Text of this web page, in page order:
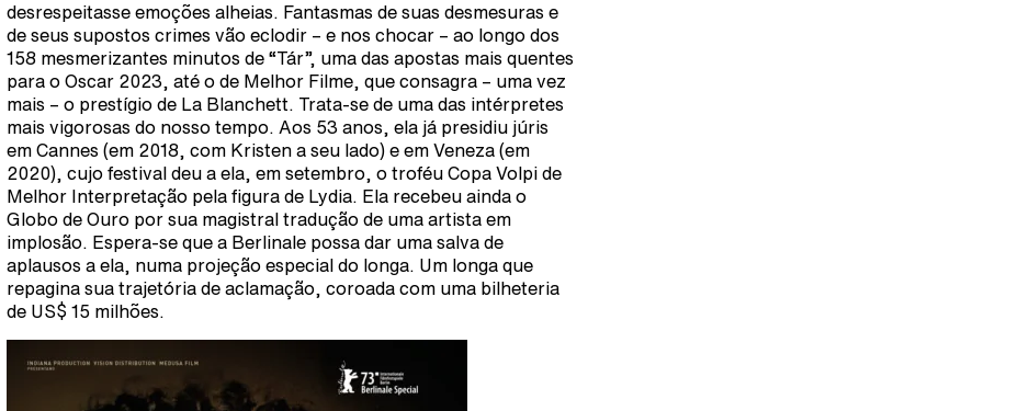
desrespeitasse emoções alheias. Fantasmas de suas desmesuras e
de seus supostos crimes vão eclodir – e nos chocar – ao longo dos
158 mesmerizantes minutos de “Tár”, uma das apostas mais quentes
para o Oscar 2023, até o de Melhor Filme, que consagra – uma vez
mais – o prestígio de La Blanchett. Trata-se de uma das intérpretes
mais vigorosas do nosso tempo. Aos 53 anos, ela já presidiu júris
em Cannes (em 2018, com Kristen a seu lado) e em Veneza (em
2020), cujo festival deu a ela, em setembro, o troféu Copa Volpi de
Melhor Interpretação pela figura de Lydia. Ela recebeu ainda o
Globo de Ouro por sua magistral tradução de uma artista em
implosão. Espera-se que a Berlinale possa dar uma salva de
aplausos a ela, numa projeção especial do longa. Um longa que
repagina sua trajetória de aclamação, coroada com uma bilheteria
de US$ 15 milhões.